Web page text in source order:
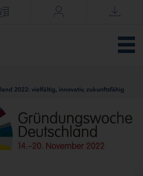
2022: vielfältig, innovativ, zukunftsfähig